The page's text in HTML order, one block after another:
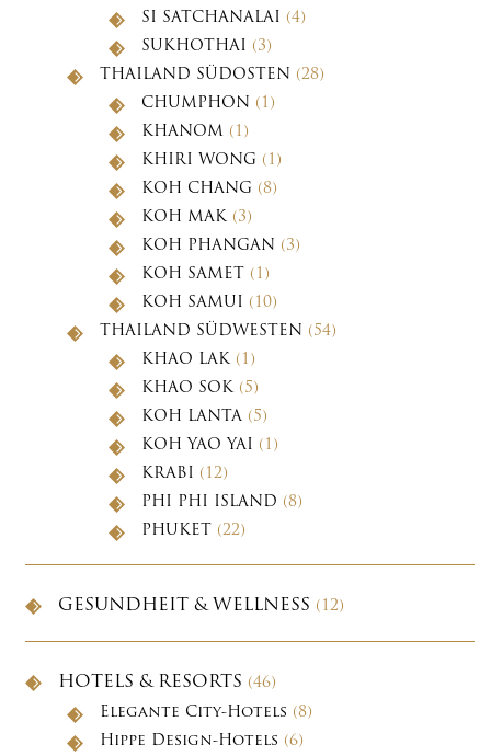
SI SATCHANALAI (4)
SUKHOTHAI (3)
THAILAND SÜDOSTEN (28)
CHUMPHON (1)
KHANOM (1)
KHIRI WONG (1)
KOH CHANG (8)
KOH MAK(3)
KOH PHANGAN (3)
KOH SAMET (1)
KOH SAMUI (10)
THAILAND SÜDWESTEN (54)
KHAO LAK(1)
KHAO SOK(5)
KOH LANTA (5)
KOH YAO YAI (1)
KRABI (12)
PHI PHI ISLAND (8)
PHUKET (22)
GESUNDHEIT & WELLNESS (12)
HOTELS & RESORTS (46)
Elegante City-Hotels (8)
Hippe Design-Hotels (6)